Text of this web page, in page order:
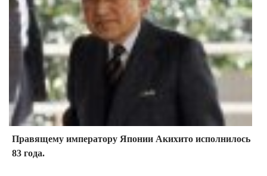
Правящему императору Японии Акихито исполнилось
83 года.